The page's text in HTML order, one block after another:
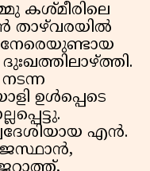
കശ്മീരിലെ
ഉൾപ്പെടെ
എൻ.